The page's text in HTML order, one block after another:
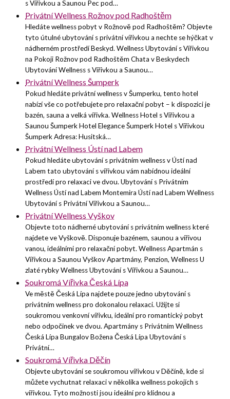
s Vířivkou a Saunou Pec pod…
Privátní Wellness Rožnov pod Radhoštěm
Hledáte wellness pobyt v Rožnově pod Radhoštěm? Objevte
tyto útulné ubytování s privátní vířivkou a nechte se hýčkat v
nádherném prostředí Beskyd. Wellness Ubytování s Vířivkou
na Pokoji Rožnov pod Radhoštěm Chata v Beskydech
Ubytování Wellness s Vířivkou a Saunou…
Privátní Wellness Šumperk
Pokud hledáte privátní wellness v Šumperku, tento hotel
nabízí vše co potřebujete pro relaxační pobyt – k dispozici je
bazén, sauna a velká vířivka. Wellness Hotel s Vířivkou a
Saunou Šumperk Hotel Elegance Šumperk Hotel s Vířivkou
Šumperk Adresa: Husitská…
Privátní Wellness Ústí nad Labem
Pokud hledáte ubytování s privátním wellness v Ústí nad
Labem tato ubytování s vířivkou vám nabídnou ideální
prostředí pro relaxaci ve dvou. Ubytování s Privátním
Wellness Ústí nad Labem Montemira Ústí nad Labem Wellness
Ubytování s Privátní Vířivkou a Saunou…
Privátní Wellness Vyškov
Objevte toto nádherné ubytování s privátním wellness které
najdete ve Vyškově. Disponuje bazénem, saunou a vířivou
vanou, ideálními pro relaxační pobyt. Wellness Apartmán s
Vířivkou a Saunou Vyškov Apartmány, Penzion, Wellness U
zlaté rybky Wellness Ubytování s Vířivkou a Saunou…
Soukromá Vířivka Česká Lípa
Ve městě Česká Lípa najdete pouze jedno ubytování s
privátním wellness pro dokonalou relaxaci. Užijte si
soukromou venkovní vířivku, ideální pro romantický pobyt
nebo odpočinek ve dvou. Apartmány s Privátním Wellness
Česká Lípa Bungalov Božena Česká Lípa Ubytování s
Privátní…
Soukromá Vířivka Děčín
Objevte ubytování se soukromou vířivkou v Děčíně, kde si
můžete vychutnat relaxaci v několika wellness pokojích s
vířivkou. Tyto možnosti jsou ideální pro klidnou a